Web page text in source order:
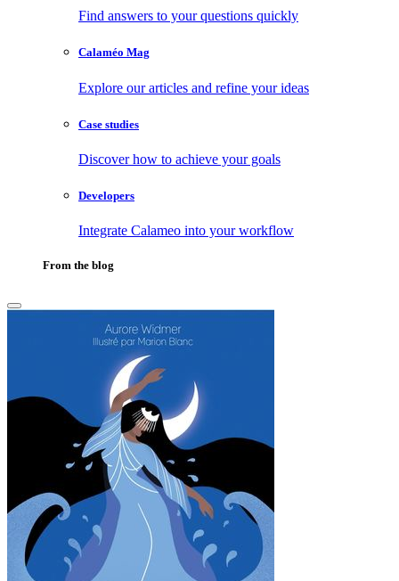
Find answers to your questions quickly
Calaméo Mag
Explore our articles and refine your ideas
Case studies
Discover how to achieve your goals
Developers
Integrate Calameo into your workflow
From the blog